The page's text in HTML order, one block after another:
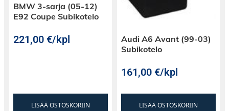
BMW 3-sarja (05-12)
E92 Coupe Subikotelo
221,00€/kpl
LISÄÄ OSTOSKORIIN
Audi A6 Avant (99-03)
Subikotelo
161,00€/kpl
LISÄÄ OSTOSKORIIN